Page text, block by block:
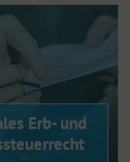
Erb- und